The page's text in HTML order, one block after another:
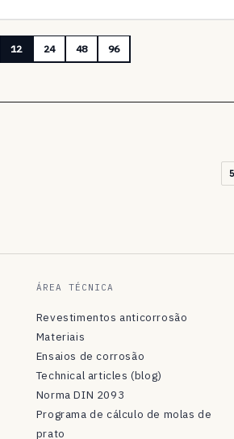
12 24 48 96
ÁREA TÉCNICA
Revestimentos anticorrosão
Materiais
Ensaios de corrosão
Technical articles (blog)
Norma DIN 2093
Programa de cálculo de molas de
prato